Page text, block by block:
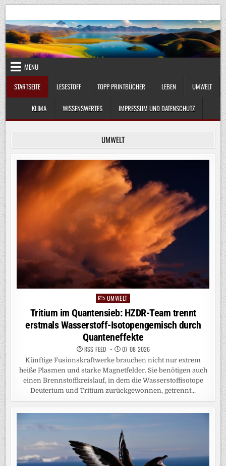
Skip
to
content
UmweltKlima.com
MENU
STARTSEITE
LESESTOFF TOPP PRINTBÜCHER LEBEN UMWELT
KLIMA WISSENSWERTES IMPRESSUM UND DATENSCHUTZ
UMWELT
PostedUMWELT
Tritium im Quantensieb: HZDR-Team trennt
erstmals Wasserstoff-Isotopengemisch durch
Quanteneffekte
RSS-FEED 07-08-2026
Künftige Fusionskraftwerke brauchen nicht nur extrem
heiße Plasmen und starke Magnetfelder. Sie benötigen auch
einen Brennstoffkreislauf, in dem die Wasserstoffisotope
Deuterium und Tritium zurückgewonnen, getrennt...